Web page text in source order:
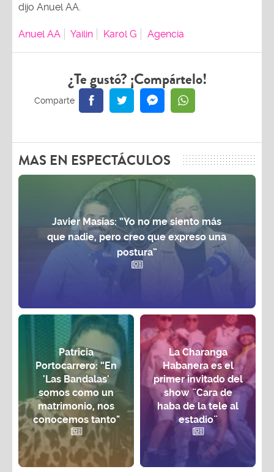
dijo Anuel AA.
Anuel AA Yailin Karol G Agencia
¿Te gustó? ¡Compártelo!
MAS EN ESPECTÁCULOS
Javier Masías: “Yo no me siento más
que nadie, pero creo que expreso una
postura”
Patricia
Portocarrero: “En
'Las Bandalas'
somos como un
matrimonio, nos
conocemos tanto"
La Charanga
Habanera es el
primer invitado del
show ¨Cara de
haba de la tele al
estadio¨